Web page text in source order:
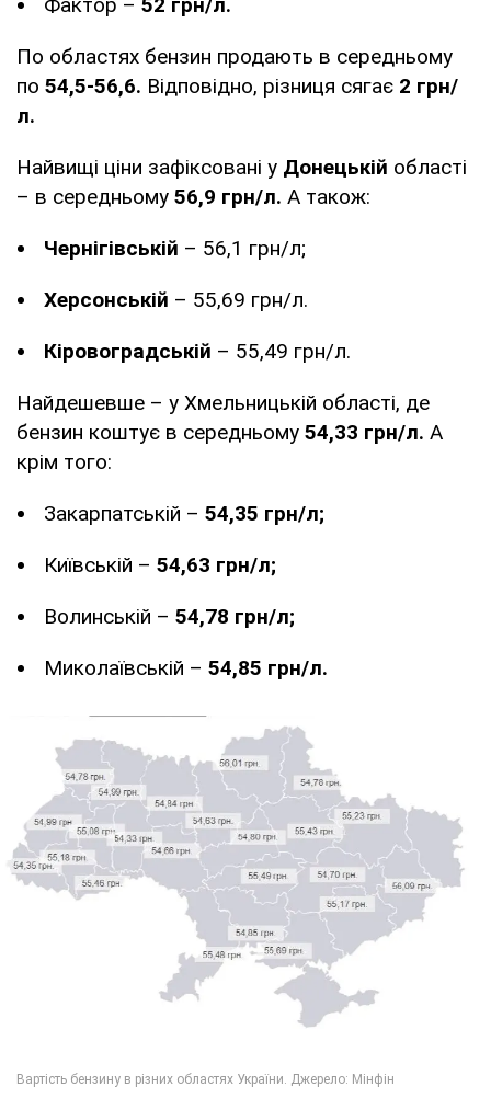
По областях бензин продають в середньому
по 54,5-56,6. Відповідно, різниця сягає 2 грн/
л.
Найвищі ціни зафіксовані у Донецькій області
– в середньому 56,9 грн/л. А також:
Чернігівській – 56,1 грн/л;
Херсонській – 55,69 грн/л.
Кіровоградській – 55,49 грн/л.
Найдешевше – у Хмельницькій області, де
бензин коштує в середньому 54,33 грн/л. А
крім того:
Закарпатській – 54,35 грн/л;
Київській – 54,63 грн/л;
Волинській – 54,78 грн/л;
Миколаївській – 54,85 грн/л.